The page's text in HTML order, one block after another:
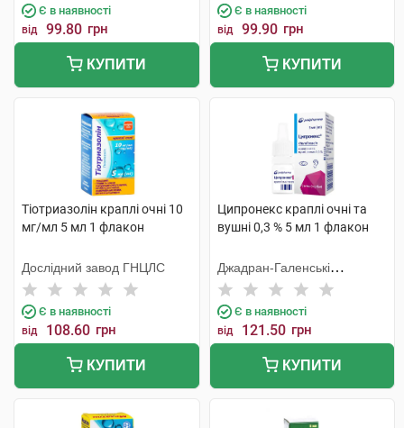
Є в наявності
від 99.80 грн
КУПИТИ
Є в наявності
від 99.90 грн
КУПИТИ
Тіотриазолін краплі очні 10
мг/мл 5 мл 1 флакон
Дослідний завод ГНЦЛС
Є в наявності
від 108.60 грн
КУПИТИ
Ципронекс краплі очні та
вушні 0,3 % 5 мл 1 флакон
Джадран-Галенські
Лабораторій
Є в наявності
від 121.50 грн
КУПИТИ